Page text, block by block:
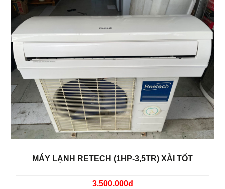
MÁY LẠNH RETECH (1HP-3,5TR) XÀI TỐT
3.500.000đ